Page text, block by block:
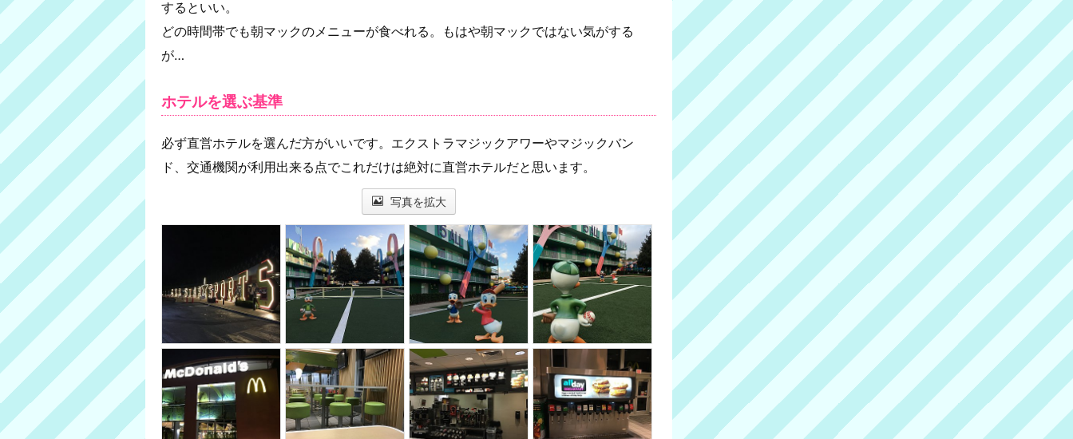
するといい。
どの時間帯でも朝マックのメニューが食べれる。もはや朝マックではない気がする
が…
ホテルを選ぶ基準
必ず直営ホテルを選んだ方がいいです。エクストラマジックアワーやマジックバン
ド、交通機関が利用出来る点でこれだけは絶対に直営ホテルだと思います。
写真を拡大